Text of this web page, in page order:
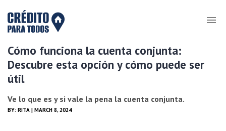
Cómo funciona la cuenta conjunta:
Descubre esta opción y cómo puede ser
útil
Ve lo que es y si vale la pena la cuenta conjunta.
BY: RITA | MARCH 8, 2024